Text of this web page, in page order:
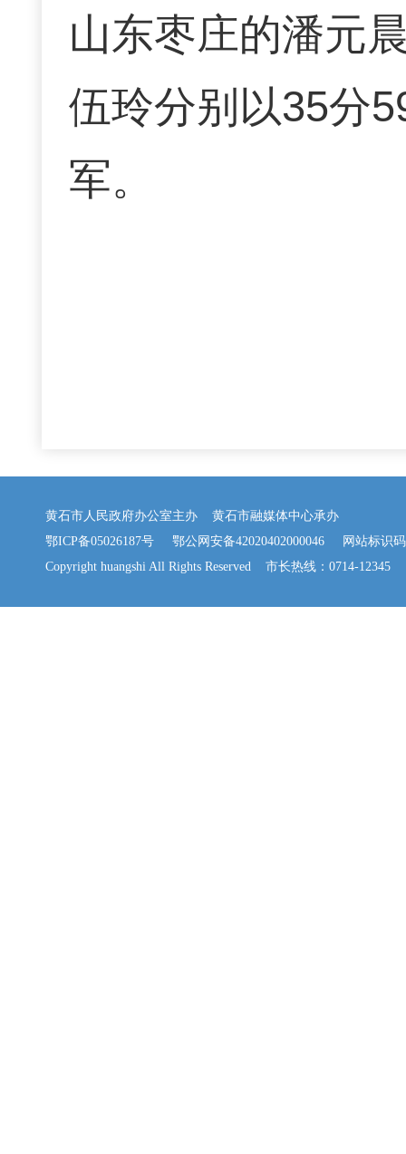
山东枣庄的潘元
伍玲分别以35分
军。
黄石市人民政府办公室主办 黄石市融媒体中心承办
鄂ICP备05026187号
鄂公网安备42020402000046 网站标识码
Copyright huangshi All Rights Reserved 市长热线：0714-12345